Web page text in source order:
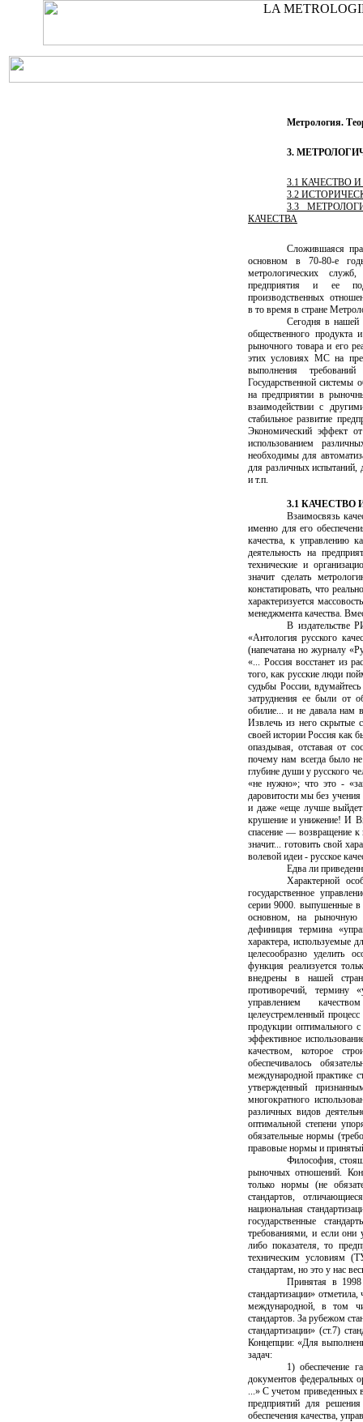
Метрология.
3.
3.1 КАЧЕСТВО
3.2
3.3
КАЧЕСТВА
Сложившаяся
основном в 70-80-е
метрологических
предприятия и ее
производственных
в то время в стране
Сегодня в нашей
общественного продукта
рыночного товара и его
этих условиях МС на
выполнения
Государственной системы
на предприятии в
взаимодействии с
стабильное развитие
Экономический эффект
использованием
необходимы для
для различных испытаний,
и т.п.
3.1 КАЧЕСТВО
Взаимосвязь
именно для его
качества, к управлению
деятельность на
технические и
значит сделать
констатировать, что
характеризуется
менеджмента качества.
В издательстве
«Антология русского
(напечатана но журналу
«... Россия восстанет из
того, как русские люди
судьбы России,
затруднения ее были от
обилие... и не давала нам
Извлечь из него скрытые
своей истории Россия как
опаздывая, отставая от
почему нам всегда было
глубине души у русского
«не нужно»; что это -
даровитости мы без
и даже «еще лучше
крушение и унижение! И
спасение — возвращение к
значит... готовить свой
волевой идеи - русское
Едва ли
Характерной
государственное
серии 9000. выпушенные в
основном, на рыночную
дефиниция термина
характера, используемые
целесообразно уделить
функция реализуется
внедрены в нашей
противоречий, термину
управлением
целеустремленный
продукции оптимального
эффективное
качеством, которое
обеспечивалось
международной практике
утвержденный
многократного
различных видов
оптимальной степени
обязательные нормы
правовые нормы и
Философия,
рыночных отношений.
только нормы (не
стандартов,
национальная
государственные
требованиями, и если они
либо показателя, то
техническим условиям
стандартам, но это у нас
Принятая в 1998
стандартизации»
международной, в том
стандартов. За рубежом
стандартизации» (ст.7)
Концепции: «Для
задач:
1) обеспечение
документов федеральных
...» С учетом приведенных
предприятий для
обеспечения качества,